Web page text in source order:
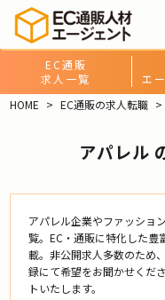
EC通販
求人一覧
エ
HOME
EC通販の求人転職
アパレル
アパレル企業やファッショ
覧。EC・通販に特化した
載。非公開求人多数のため
録にて希望をお聞かせくだ
トいたします。